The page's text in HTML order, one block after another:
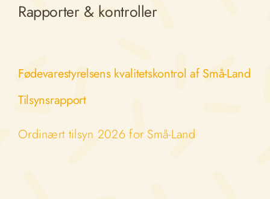
Rapporter & kontroller
Fødevarestyrelsens kvalitetskontrol af Små-Land
Tilsynsrapport
Ordinært tilsyn 2026 for Små-Land